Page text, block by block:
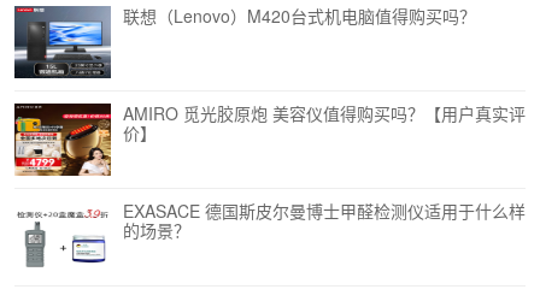
联想（Lenovo）M420台式机电脑值得购买吗？
AMIRO 觅光胶原炮 美容仪值得购买吗？【用户真实评
价】
EXASACE 德国斯皮尔曼博士甲醛检测仪适用于什么样
的场景？